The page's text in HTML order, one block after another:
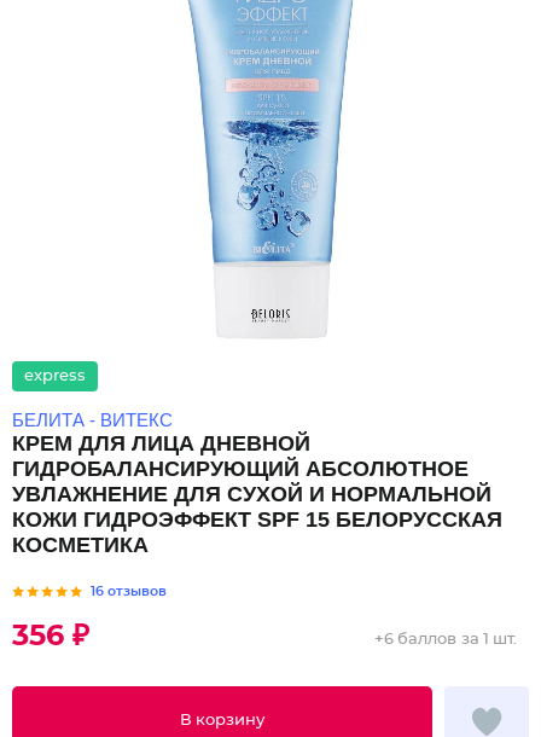
express
БЕЛИТА - ВИТЕКС
КРЕМ ДЛЯ ЛИЦА ДНЕВНОЙ
ГИДРОБАЛАНСИРУЮЩИЙ АБСОЛЮТНОЕ
УВЛАЖНЕНИЕ ДЛЯ СУХОЙ И НОРМАЛЬНОЙ
КОЖИ ГИДРОЭФФЕКТ SPF 15 БЕЛОРУССКАЯ
КОСМЕТИКА
16 отзывов
356 ₽
В корзину
+6 баллов за 1 шт.